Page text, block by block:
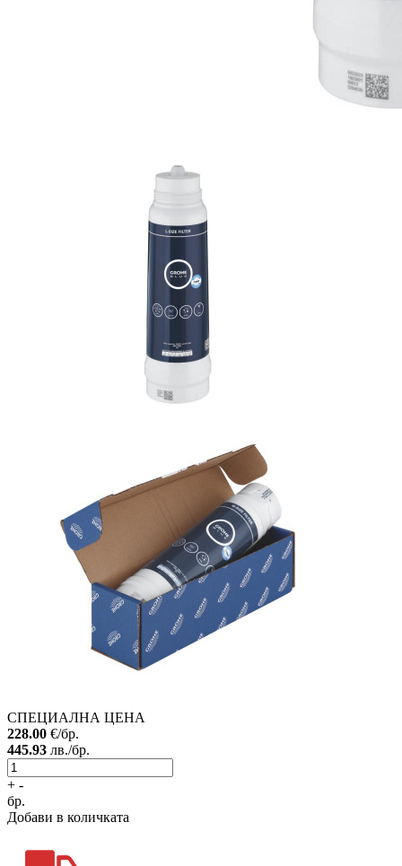
СПЕЦИАЛНА ЦЕНА
228.00 €/бр.
445.93 лв./бр.
+ -
бр.
Добави в количката